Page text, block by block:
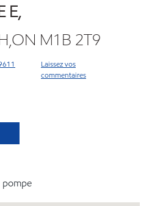
E,
M1B 2T9
Laissez vos
commentaires
pompe